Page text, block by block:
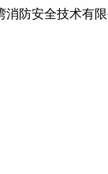
防安全技术有限